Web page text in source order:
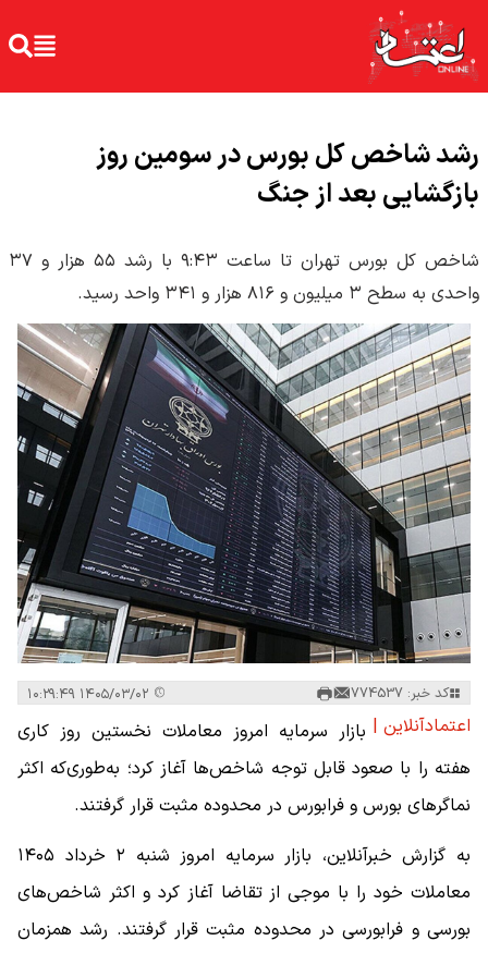
رشد شاخص کل بورس در سومین روز
بازگشایی بعد از جنگ
شاخص کل بورس تهران تا ساعت ۹:۴۳ با رشد ۵۵ هزار و ۳۷
واحدی به سطح ۳ میلیون و ۸۱۶ هزار و ۳۴۱ واحد رسید.
کد خبر: 774537
اعتمادآنلاین | بازار سرمایه امروز معاملات نخستین روز کاری
هفته را با صعود قابل توجه شاخص‌ها آغاز کرد؛ به‌طوری‌که اکثر
نماگرهای بورس و فرابورس در محدوده مثبت قرار گرفتند.
به گزارش خبرآنلاین، بازار سرمایه امروز شنبه ۲ خرداد ۱۴۰۵
معاملات خود را با موجی از تقاضا آغاز کرد و اکثر شاخص‌های
بورسی و فرابورسی در محدوده مثبت قرار گرفتند. رشد همزمان